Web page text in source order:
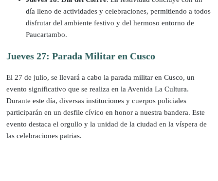
día lleno de actividades y celebraciones, permitiendo a todos
disfrutar del ambiente festivo y del hermoso entorno de
Paucartambo.
Jueves 27: Parada Militar en Cusco
El 27 de julio, se llevará a cabo la parada militar en Cusco, un
evento significativo que se realiza en la Avenida La Cultura.
Durante este día, diversas instituciones y cuerpos policiales
participarán en un desfile cívico en honor a nuestra bandera. Este
evento destaca el orgullo y la unidad de la ciudad en la víspera de
las celebraciones patrias.